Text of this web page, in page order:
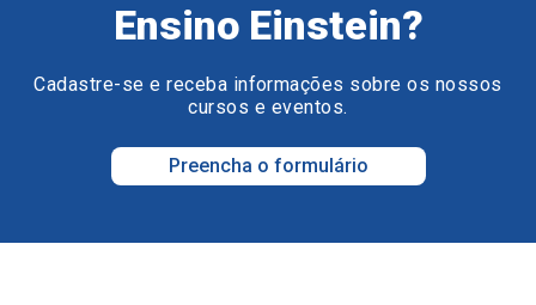
Ensino Einstein?
Cadastre-se e receba informações sobre os nossos
cursos e eventos.
Preencha o formulário